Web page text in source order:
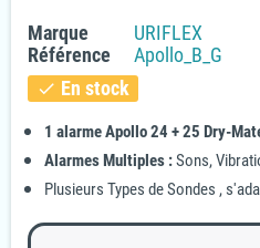
Marque
URIFLEX
Référence
Apollo_B_G
check En stock
1 alarme Apollo 24 + 25 Dry-
Alarmes Multiples :Sons,
Plusieurs Types de Sondes ,